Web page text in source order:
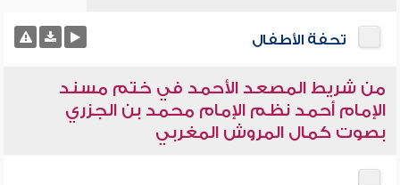
تحفة الأطفال
من شريط المصعد الأحمد في ختم مسند
الإمام أحمد نظم الإمام محمد بن الجزري
بصوت كمال المروش المغربي